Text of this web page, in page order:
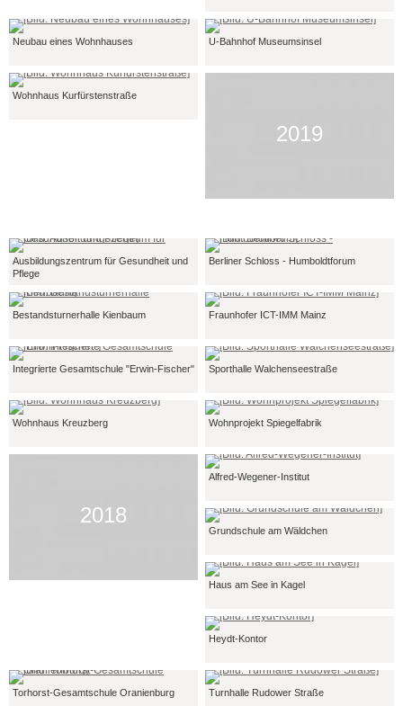
Neubau eines Wohnhauses U-Bahnhof Museumsinsel
Wohnhaus Kurfürstenstraße
2019
Ausbildungszentrum für Gesundheit und
Pflege
Berliner Schloss - Humboldtforum
Bestandsturnerhalle Kienbaum Fraunhofer ICT-IMM Mainz
Integrierte Gesamtschule "Erwin-Fischer" Sporthalle Walchenseestraße
Wohnhaus Kreuzberg Wohnprojekt Spiegelfabrik
2018
Alfred-Wegener-Institut
Grundschule am Wäldchen
Haus am See in Kagel
Heydt-Kontor
Torhorst-Gesamtschule Oranienburg Turnhalle Rudower Straße